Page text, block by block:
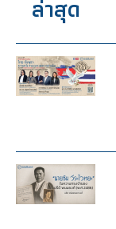
ล่าสุด